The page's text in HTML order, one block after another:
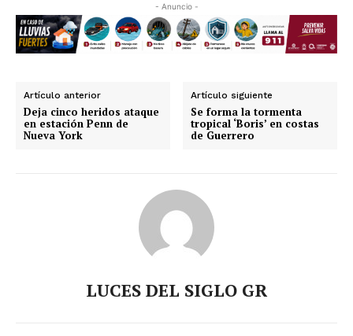
- Anuncio -
Artículo anterior
Deja cinco heridos ataque
en estación Penn de
Nueva York
Artículo siguiente
Se forma la tormenta
tropical ‘Boris’ en costas
de Guerrero
LUCES DEL SIGLO GR